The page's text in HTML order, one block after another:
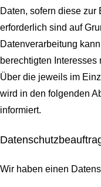
Daten, sofern diese
erforderlich sind auf
Datenverarbeitung
berechtigten Interesses
Über die jeweils im
wird in den folgenden
informiert.
Wir haben einen